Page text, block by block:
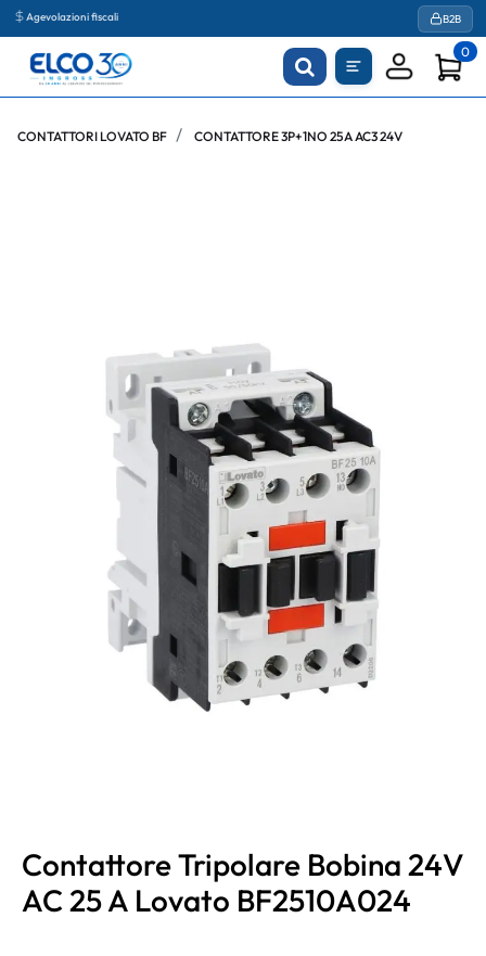
Agevolazioni fiscali B2B
0
CONTATTORI LOVATO BF CONTATTORE 3P+1NO 25A AC3 24V
Contattore Tripolare Bobina 24V
AC 25 A Lovato BF2510A024